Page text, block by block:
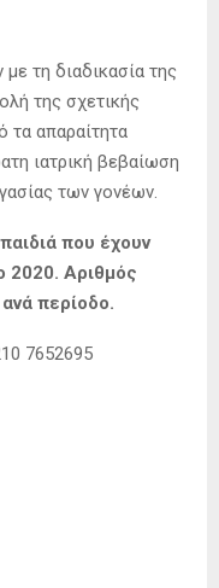
τη διαδικασία της
της σχετικής
τα απαραίτητα
ιατρική βεβαίωση
των γονέων.
που έχουν
2020. Αριθμός
περίοδο.
7652695